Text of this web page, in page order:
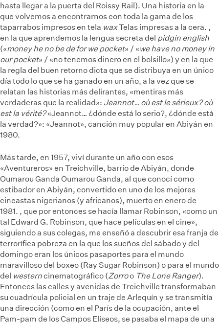
hasta llegar a la puerta del Roissy Rail). Una historia en la
que volvemos a encontrarnos con toda la gama de los
taparrabos impresos en tela waxTelas impresas a la cera. ,
en la que aprendemos la lengua secreta del pidgin english
(«money he no be de for we pocket» / «we have no money in
our pocket» / «no tenemos dinero en el bolsillo») y en la que
la regla del buen retorno dicta que se distribuya en un único
día todo lo que se ha ganado en un año, a la vez que se
relatan las historias más delirantes, «mentiras más
verdaderas que la realidad»: Jeannot… où est le sérieux? où
est la vérité? «Jeannot… ¿dónde está lo serio?, ¿dónde está
la verdad?»: «Jeannot», canción muy popular en Abiyán en
1980.
Más tarde, en 1957, viví durante un año con esos
«Aventureros» en Treichville, barrio de Abiyán, donde
Oumarou Ganda Oumarou Ganda, al que conocí como
estibador en Abiyán, convertido en uno de los mejores
cineastas nigerianos (y africanos), muerto en enero de
1981. , que por entonces se hacía llamar Robinson, «como un
tal Edward G. Robinson, que hace películas en el cine»,
siguiendo a sus colegas, me enseñó a descubrir esa franja de
terrorífica pobreza en la que los sueños del sábado y del
domingo eran los únicos pasaportes para el mundo
maravilloso del boxeo (Ray Sugar Robinson) o para el mundo
del westerncinematográfico (Zorroo The Lone Ranger).
Entonces las calles y avenidas de Treichville transformaban
su cuadrícula policial en un traje de Arlequín y se transmitía
una dirección (como en el París de la ocupación, ante el
Pam-pam de los Campos Elíseos, se pasaba el mapa de una